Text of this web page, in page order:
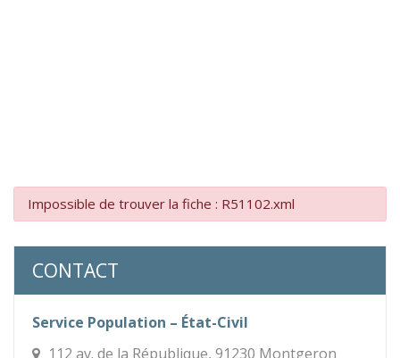
Impossible de trouver la fiche : R51102.xml
CONTACT
Service Population – État-Civil
112 av. de la République, 91230 Montgeron